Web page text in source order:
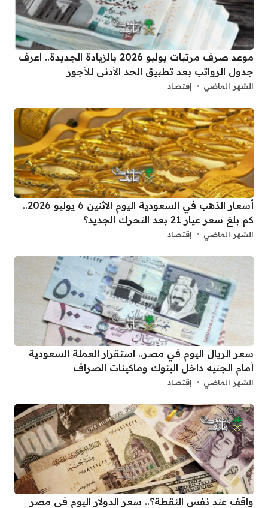
موعد صرف مرتبات يوليو 2026 بالزيادة الجديدة.. اعرف
جدول الرواتب بعد تطبيق الحد الأدنى للأجور
الشهر الماضي إقتصاد
أسعار الذهب في السعودية اليوم الاثنين 6 يوليو 2026..
كم بلغ سعر عيار 21 بعد التحرك الجديد؟
الشهر الماضي إقتصاد
سعر الريال اليوم في مصر.. استقرار العملة السعودية
أمام الجنيه داخل البنوك وماكينات الصراف
الشهر الماضي إقتصاد
واقف عند نفس النقطة؟.. سعر الدولار اليوم في مصر